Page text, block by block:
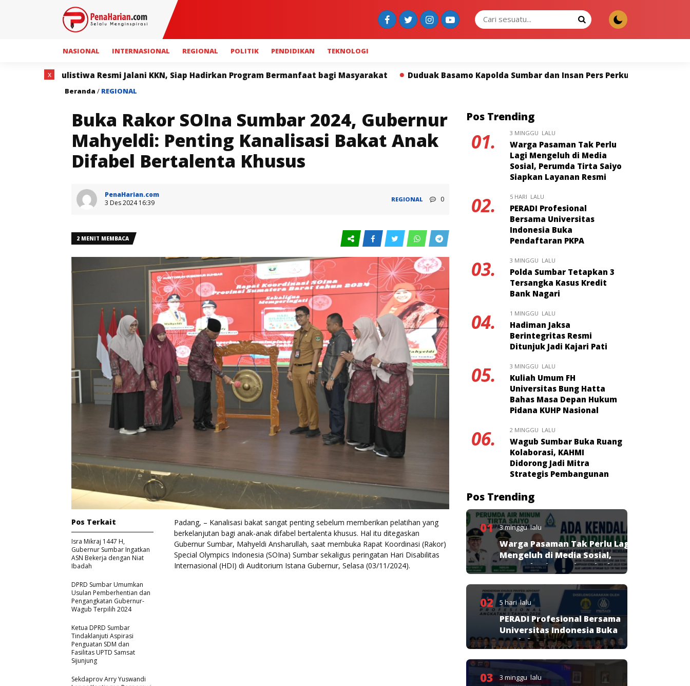
NASIONAL INTERNASIONAL REGIONAL POLITIK PENDIDIKAN TEKNOLOGI
Jalani KKN, Siap Hadirkan Program Bermanfaat bagi Masyarakat Duduak Basamo Kapolda Sumbar dan Insan Pers Perkuat Sinergi untuk Keterbukaan
Beranda / REGIONAL
Buka Rakor SOIna Sumbar 2024, Gubernur
Mahyeldi: Penting Kanalisasi Bakat Anak
Difabel Bertalenta Khusus
PenaHarian.com
3 Des 2024 16:39
REGIONAL 0
2 MENIT MEMBACA
Padang, – Kanalisasi bakat sangat penting sebelum memberikan pelatihan yang
berkelanjutan bagi anak-anak difabel bertalenta khusus. Hal itu ditegaskan
Gubernur Sumbar, Mahyeldi Ansharullah, saat membuka Rapat Koordinasi (Rakor)
Special Olympics Indonesia (SOIna) Sumbar sekaligus peringatan Hari Disabilitas
Internasional (HDI) di Auditorium Istana Gubernur, Selasa (03/11/2024).
Pos Terkait
Isra Mikraj 1447 H,
Gubernur Sumbar Ingatkan
ASN Bekerja dengan Niat
Ibadah
DPRD Sumbar Umumkan
Usulan Pemberhentian dan
Pengangkatan Gubernur-
Wagub Terpilih 2024
Ketua DPRD Sumbar
Tindaklanjuti Aspirasi
Penguatan SDM dan
Fasilitas UPTD Samsat
Sijunjung
Sekdaprov Arry Yuswandi
Pos Trending
01. 3 MINGGU LALU
Warga Pasaman Tak Perlu
Lagi Mengeluh di Media
Sosial, Perumda Tirta Saiyo
Siapkan Layanan Resmi
02. 5 HARI LALU
PERADI Profesional
Bersama Universitas
Indonesia Buka
Pendaftaran PKPA
03. 3 MINGGU LALU
Polda Sumbar Tetapkan 3
Tersangka Kasus Kredit
Bank Nagari
04. 1 MINGGU LALU
Hadiman Jaksa
Berintegritas Resmi
Ditunjuk Jadi Kajari Pati
05. 3 MINGGU LALU
Kuliah Umum FH
Universitas Bung Hatta
Bahas Masa Depan Hukum
Pidana KUHP Nasional
06. 2 MINGGU LALU
Wagub Sumbar Buka Ruang
Kolaborasi, KAHMI
Didorong Jadi Mitra
Strategis Pembangunan
Pos Trending
01 3 minggu lalu
Warga Pasaman Tak Perlu Lagi
Mengeluh di Media Sosial,
Perumda Tirta Saiyo Siapkan
Layanan Resmi
02 5 hari lalu
PERADI Profesional Bersama
Universitas Indonesia Buka
Pendaftaran PKPA
03 3 minggu lalu
x